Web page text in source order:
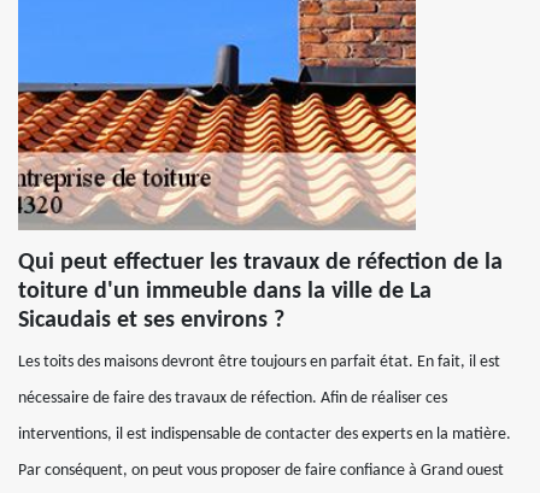
Qui peut effectuer les travaux de réfection de la
toiture d'un immeuble dans la ville de La
Sicaudais et ses environs ?
Les toits des maisons devront être toujours en parfait état. En fait, il est
nécessaire de faire des travaux de réfection. Afin de réaliser ces
interventions, il est indispensable de contacter des experts en la matière.
Par conséquent, on peut vous proposer de faire confiance à Grand ouest